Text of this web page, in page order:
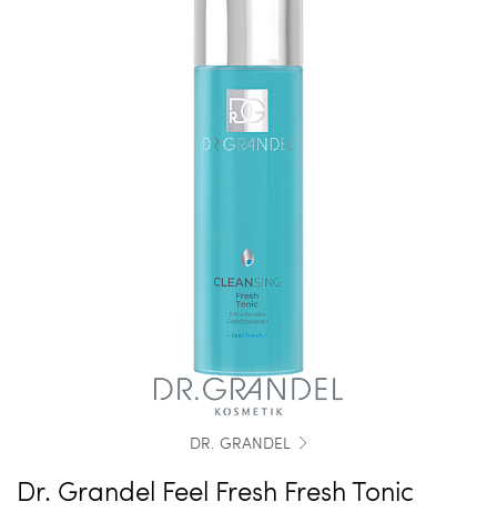
DR. GRANDEL
Dr. Grandel Feel Fresh Fresh Tonic